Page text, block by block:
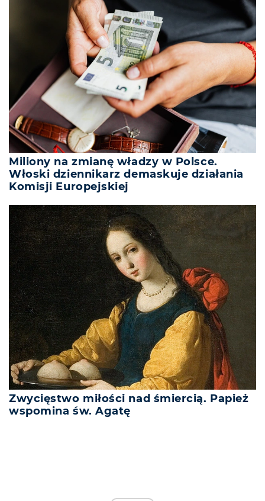
Miliony na zmianę władzy w Polsce.
Włoski dziennikarz demaskuje działania
Komisji Europejskiej
Zwycięstwo miłości nad śmiercią. Papież
wspomina św. Agatę